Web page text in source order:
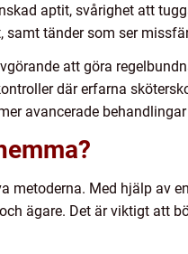
aptit, svårighet att
tänder som ser
att göra
där erfarna
avancerade behandlingar
metoderna. Med hjälp av
ägare. Det är viktigt att